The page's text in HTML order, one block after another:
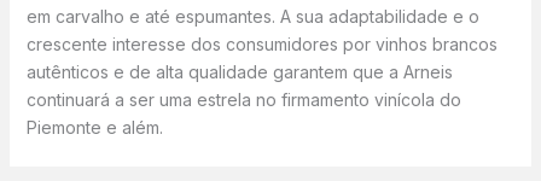
em carvalho e até espumantes. A sua adaptabilidade e o
crescente interesse dos consumidores por vinhos brancos
autênticos e de alta qualidade garantem que a Arneis
continuará a ser uma estrela no firmamento vinícola do
Piemonte e além.